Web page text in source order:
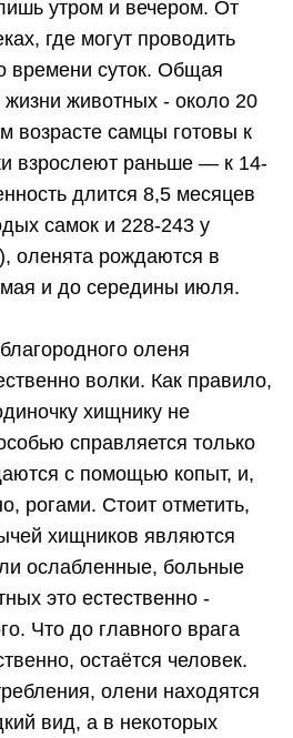
утром и вечером. От
где могут проводить
времени суток. Общая
животных - около 20
возрасте самцы готовы к
взрослеют раньше — к 14-
длится 8,5 месяцев
самок и 228-243 у
оленята рождаются в
и до середины июля.
оленя
волки. Как правило,
хищнику не
справляется только
с помощью копыт, и,
рогами. Стоит отметить,
хищников являются
ослабленные, больные
это естественно -
Что до главного врага
остаётся человек.
олени находятся
вид, а в некоторых